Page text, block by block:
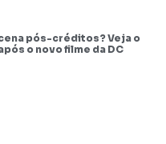
pós-créditos? Veja o
o novo filme da DC